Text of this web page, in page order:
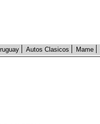
Autos Clasicos Mame